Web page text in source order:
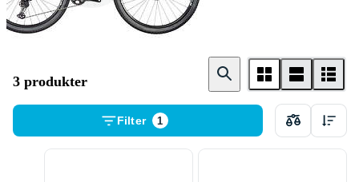
Mountainbike
3 produkter
Filter 1